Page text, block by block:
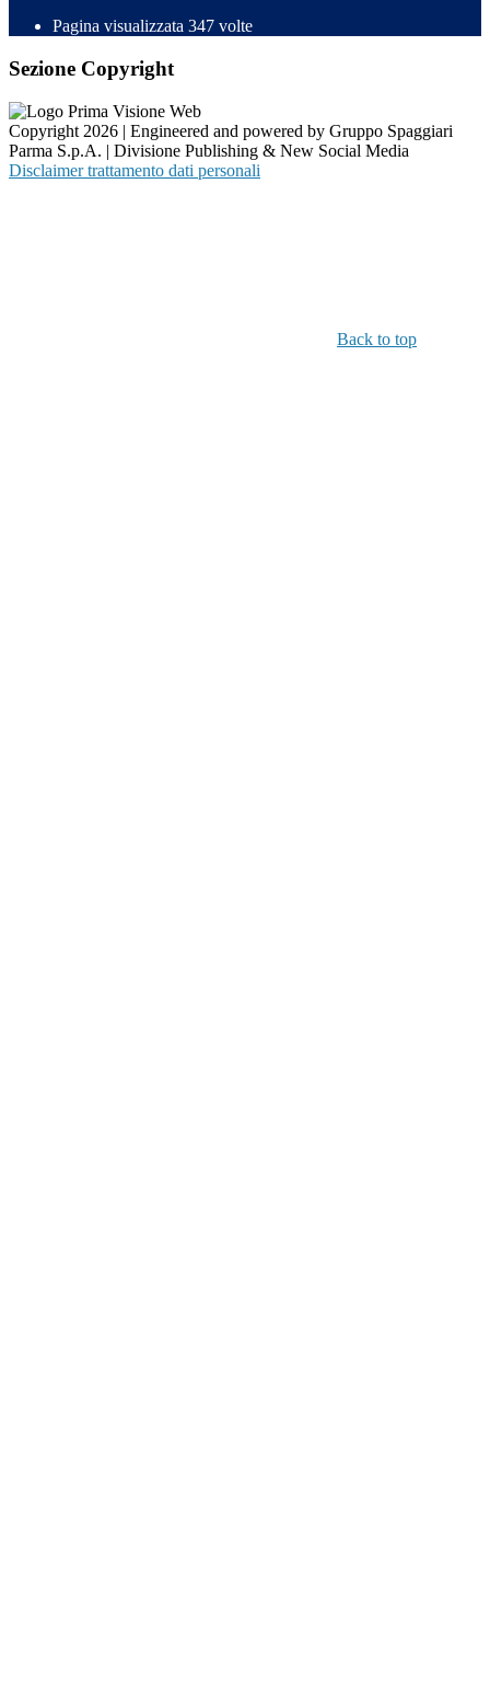
Pagina visualizzata 347 volte
Sezione Copyright
Copyright 2026 | Engineered and powered by Gruppo Spaggiari
Parma S.p.A. | Divisione Publishing & New Social Media
Disclaimer trattamento dati personali
Back to top